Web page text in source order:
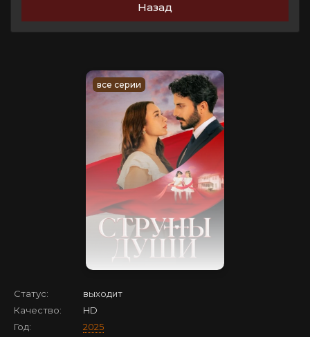
Назад
все серии
Статус:
выходит
Качество:
HD
Год:
2025